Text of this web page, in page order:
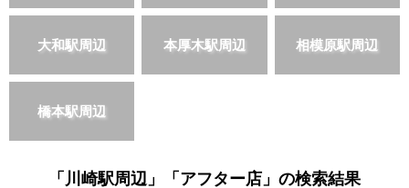
大和駅周辺 本厚木駅周辺 相模原駅周辺
橋本駅周辺
「川崎駅周辺」「アフター店」の検索結果